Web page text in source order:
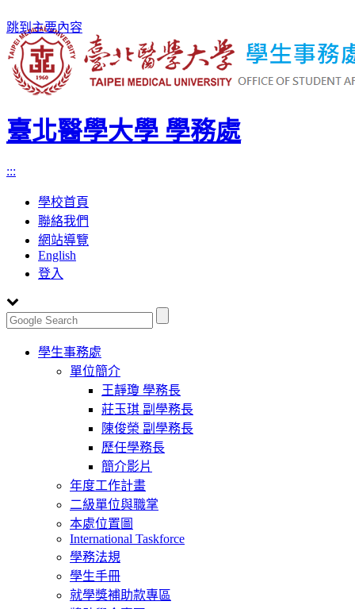
跳到主要內容
臺北醫學大學 學務處
:::
學校首頁
聯絡我們
網站導覽
English
登入
Toggle
navigation
學生事務處
單位簡介
王靜瓊 學務長
莊玉琪 副學務長
陳俊榮 副學務長
歷任學務長
簡介影片
年度工作計畫
二級單位與職掌
本處位置圖
International Taskforce
學務法規
學生手冊
就學獎補助款專區